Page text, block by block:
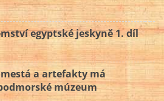
egyptské jeskyně 1. díl
a artefakty má
múzeum